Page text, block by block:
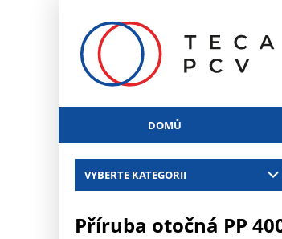
DOMŮ
VYBERTE KATEGORII
Příruba otočná PP